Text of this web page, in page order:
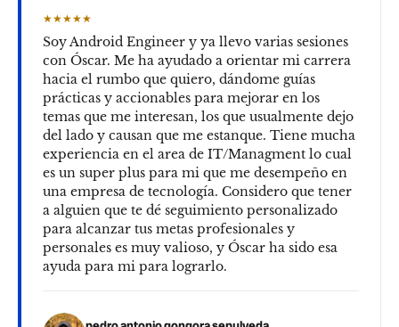
★★★★★
Soy Android Engineer y ya llevo varias sesiones
con Óscar. Me ha ayudado a orientar mi carrera
hacia el rumbo que quiero, dándome guías
prácticas y accionables para mejorar en los
temas que me interesan, los que usualmente dejo
del lado y causan que me estanque. Tiene mucha
experiencia en el area de IT/Managment lo cual
es un super plus para mi que me desempeño en
una empresa de tecnología. Considero que tener
a alguien que te dé seguimiento personalizado
para alcanzar tus metas profesionales y
personales es muy valioso, y Óscar ha sido esa
ayuda para mi para lograrlo.